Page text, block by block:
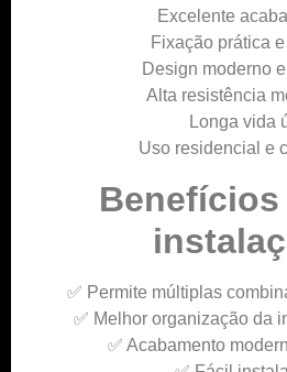
Excelente
Fixação prática
Design moderno
Alta resistência
Longa vida
Uso residencial e
Benefícios
✅ Permite múltiplas
✅ Melhor organização da
✅ Acabamento